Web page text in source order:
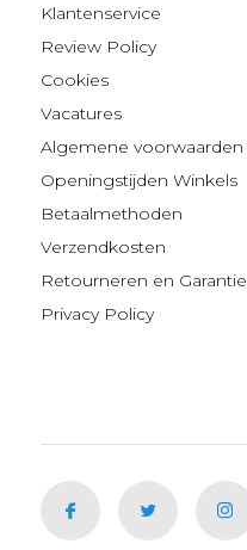
Klantenservice
Review Policy
Cookies
Vacatures
Algemene voorwaarden
Openingstijden Winkels
Betaalmethoden
Verzendkosten
Retourneren en Garantie
Privacy Policy